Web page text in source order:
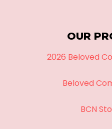
OUR
2026 Beloved
Beloved
BCN